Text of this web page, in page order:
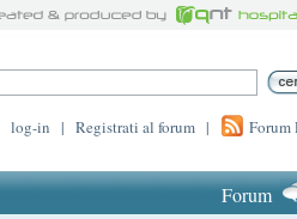
log-in | Registrati al forum | Forum
Forum